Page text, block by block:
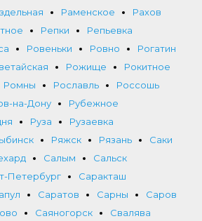
Раменское
Рахов
Репки
Репьевка
Ровеньки Ровно
Рогатин
Рожище
Рокитное
Ромны Рославль
Россошь
на-Дону
Рубежное
Руза
Рузаевка
Ряжск Рязань
Саки
Салым
Сальск
Петербург
Саракташ
Саратов Сарны
Саров
Саяногорск
Свалява